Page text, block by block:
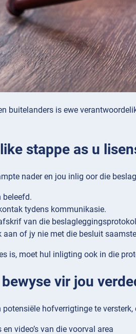
buitelanders is ewe
stappe as u
nader en jou inlig oor die
beleefd.
tydens kommunikasie.
van die
aan of jy nie met die besluit
is, moet hul inligting ook in die
vir jou
hofverrigtinge te versterk,
en video’s van die voorval area